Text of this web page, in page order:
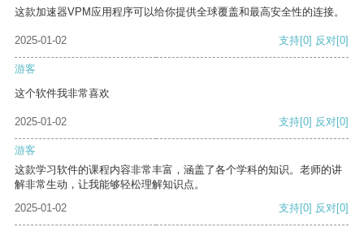
这款加速器VPM应用程序可以给你提供全球覆盖和最高安全性的连接。
2025-01-02 支持[0] 反对[0]
游客
这个软件我非常喜欢
2025-01-02 支持[0] 反对[0]
游客
这款学习软件的课程内容非常丰富，涵盖了各个学科的知识。老师的讲
解非常生动，让我能够轻松理解知识点。
2025-01-02
支持[0] 反对[0]